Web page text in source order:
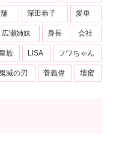
深田恭子 愛車
広瀬姉妹 身長 会社
皇族 LiSA フワちゃん
鬼滅の刃 菅義偉 壇蜜